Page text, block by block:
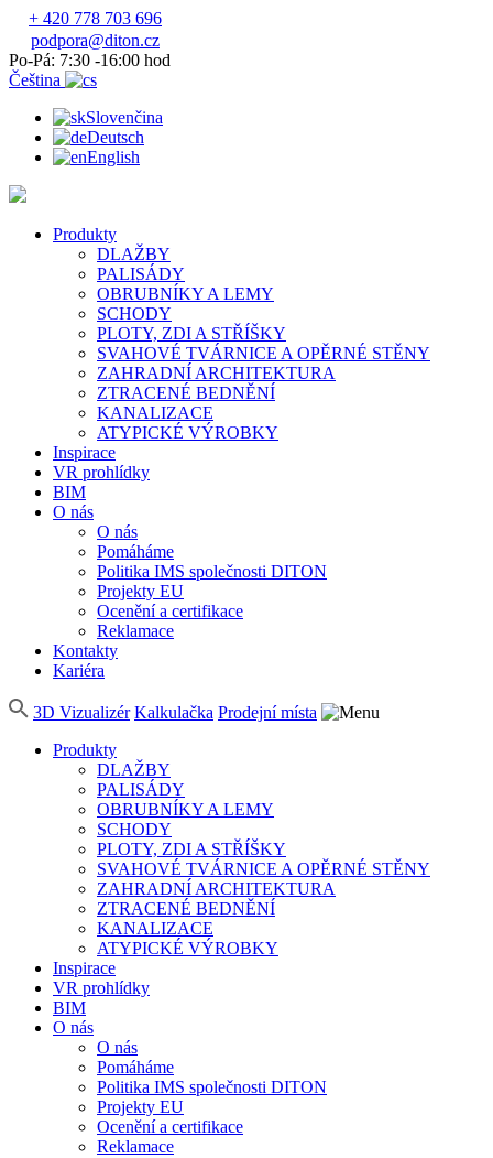
+ 420 778 703 696
podpora@diton.cz
Po-Pá: 7:30 -16:00 hod
Čeština
Slovenčina
Deutsch
English
Produkty
DLAŽBY
PALISÁDY
OBRUBNÍKY A LEMY
SCHODY
PLOTY, ZDI A STŘÍŠKY
SVAHOVÉ TVÁRNICE A OPĚRNÉ STĚNY
ZAHRADNÍ ARCHITEKTURA
ZTRACENÉ BEDNĚNÍ
KANALIZACE
ATYPICKÉ VÝROBKY
Inspirace
VR prohlídky
BIM
O nás
O nás
Pomáháme
Politika IMS společnosti DITON
Projekty EU
Ocenění a certifikace
Reklamace
Kontakty
Kariéra
3D Vizualizér Kalkulačka Prodejní místa
Produkty
DLAŽBY
PALISÁDY
OBRUBNÍKY A LEMY
SCHODY
PLOTY, ZDI A STŘÍŠKY
SVAHOVÉ TVÁRNICE A OPĚRNÉ STĚNY
ZAHRADNÍ ARCHITEKTURA
ZTRACENÉ BEDNĚNÍ
KANALIZACE
ATYPICKÉ VÝROBKY
Inspirace
VR prohlídky
BIM
O nás
O nás
Pomáháme
Politika IMS společnosti DITON
Projekty EU
Ocenění a certifikace
Reklamace